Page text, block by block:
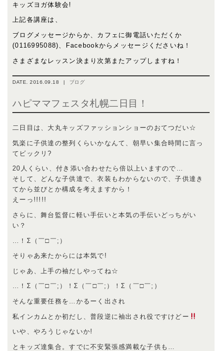
キッズヨガ体験会!
上記各講座は、
ブログメッセージからか、カフェに御電話いただくか
(0116995088)、Facebookからメッセージくださいね！
さまざまなレッスン決まり次第またアップしますね！
DATE.2016.09.18 | ブログ
ハピママフェスタ札幌二日目！
二日目は、大丸キッズファッションショーのおてつだい☆
気楽に子供達の整列くらいかなんて、朝早い集合時間に言っ
てビックリ?
20人くらい、付き添い合わせたら倍以上いますので…
そして、どんな子供達で、衣装もわからないので、子供達き
てから並びとか構成を考えますから！
えーっ!!!!!
さらに、舞台監督に軽い手伝いと本気の手伝いどっちがい
い？
…！Σ（￣□￣;）
そりゃあ来たからには本気で!
じゃあ、上手の袖だしやってね☆
…！Σ（￣□￣;）！Σ（￣□￣;）！Σ（￣□￣;）
そんな重要任務を…かるーく出され
私インカムとか初だし、普段逆に袖出され役ですけどー
いや、やろうじゃないか!
とキッズ達集合。すでに不安緊張感満載な子供も…